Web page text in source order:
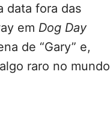
data fora das
em Dog Day
de “Gary” e,
raro no mundo